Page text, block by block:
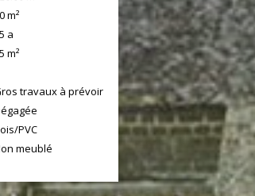
m²
a
m²
travaux à prévoir
PVC
meublé